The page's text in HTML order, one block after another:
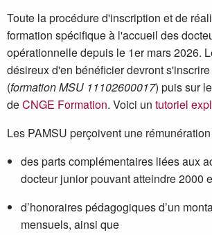
Toute la procédure d'inscription et de
formation spécifique à l'accueil des
opérationnelle depuis le 1er mars 2026.
désireux d'en bénéficier devront
(formation MSU 11102600017) puis sur
deCNGE Formation. Voici un tutoriel
Les PAMSU perçoivent une
des parts complémentaires liées aux
docteur junior pouvant atteindre 2000
d’honoraires pédagogiques d’un
mensuels, ainsi que